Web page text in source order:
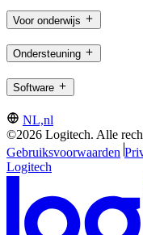
Voor onderwijs
Ondersteuning
Software
NL,nl
©2026 Logitech. Alle
Gebruiksvoorwaarden
Logitech